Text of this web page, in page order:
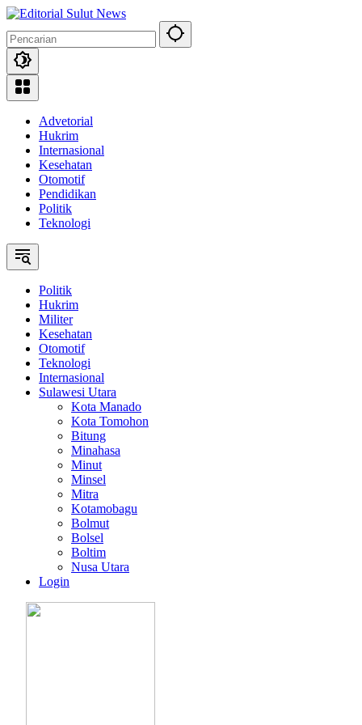
Langsung
konten
Advetorial
Hukrim
Internasional
Kesehatan
Otomotif
Pendidikan
Politik
Teknologi
Politik
Hukrim
Militer
Kesehatan
Otomotif
Teknologi
Internasional
Sulawesi Utara
Kota Manado
Kota Tomohon
Bitung
Minahasa
Minut
Minsel
Mitra
Kotamobagu
Bolmut
Bolsel
Boltim
Nusa Utara
Login